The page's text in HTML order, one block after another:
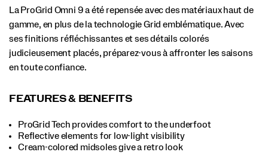
La ProGrid Omni 9 a été repensée avec des matériaux haut de
gamme, en plus de la technologie Grid emblématique. Avec
ses finitions réfléchissantes et ses détails colorés
judicieusement placés, préparez-vous à affronter les saisons
en toute confiance.
FEATURES & BENEFITS
ProGrid Tech provides comfort to the underfoot
Reflective elements for low-light visibility
Cream-colored midsoles give a retro look